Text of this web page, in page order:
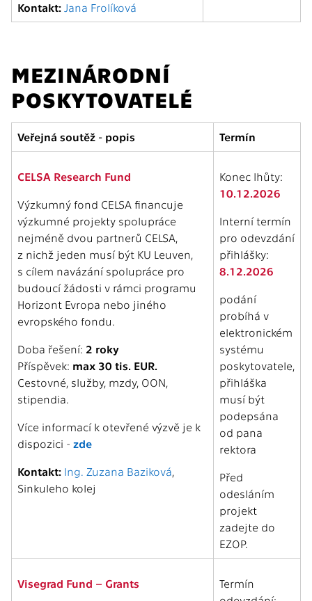
Kontakt: Jana Frolíková
MEZINÁRODNÍ
POSKYTOVATELÉ
Veřejná soutěž - popis Termín
CELSA Research Fund
Výzkumný fond CELSA financuje
výzkumné projekty spolupráce
nejméně dvou partnerů CELSA,
z nichž jeden musí být KU Leuven,
s cílem navázání spolupráce pro
budoucí žádosti v rámci programu
Horizont Evropa nebo jiného
evropského fondu.
Doba řešení: 2 roky
Příspěvek: max 30 tis. EUR.
Cestovné, služby, mzdy, OON,
stipendia.
Více informací k otevřené výzvě je k
dispozici - zde
Kontakt: Ing. Zuzana Baziková,
Sinkuleho kolej
Konec lhůty:
10.12.2026
Interní termín
pro odevzdání
přihlášky:
8.12.2026
podání
probíhá v
elektronickém
systému
poskytovatele,
přihláška
musí být
podepsána
od pana
rektora
Před
odesláním
projekt
zadejte do
EZOP.
Visegrad Fund – Grants
Termín